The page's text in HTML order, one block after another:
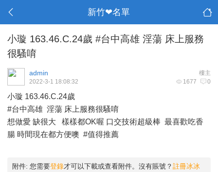
新竹❤名單
小璇 163.46.C.24歲 #台中高雄 淫蕩 床上服務
很騷唷
樓主
admin
1677 0
2022-3-1 18:08:32
小璇 163.46.C.24歲
#台中高雄 淫蕩 床上服務很騷唷
想做愛 缺很大 樣樣都OK喔 口交技術超級棒 最喜歡吃香
腸 時間現在都方便噢 #值得推薦
附件: 您需要登錄才可以下載或查看附件。沒有賬號？註冊冰冰